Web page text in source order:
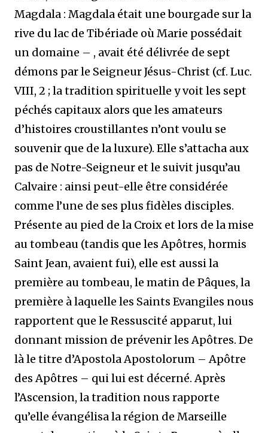
Magdala : Magdala était une bourgade sur la
rive du lac de Tibériade où Marie possédait
un domaine – , avait été délivrée de sept
démons par le Seigneur Jésus-Christ (cf. Luc.
VIII, 2 ; la tradition spirituelle y voit les sept
péchés capitaux alors que les amateurs
d’histoires croustillantes n’ont voulu se
souvenir que de la luxure). Elle s’attacha aux
pas de Notre-Seigneur et le suivit jusqu’au
Calvaire : ainsi peut-elle être considérée
comme l’une de ses plus fidèles disciples.
Présente au pied de la Croix et lors de la mise
au tombeau (tandis que les Apôtres, hormis
Saint Jean, avaient fui), elle est aussi la
première au tombeau, le matin de Pâques, la
première à laquelle les Saints Evangiles nous
rapportent que le Ressuscité apparut, lui
donnant mission de prévenir les Apôtres. De
là le titre d’Apostola Apostolorum – Apôtre
des Apôtres – qui lui est décerné. Après
l’Ascension, la tradition nous rapporte
qu’elle évangélisa la région de Marseille